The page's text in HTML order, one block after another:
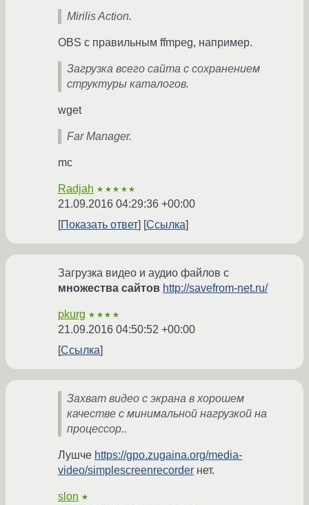
Mirilis Action.
OBS с правильным ffmpeg, например.
Загрузка всего сайта с сохранением
структуры каталогов.
wget
Far Manager.
mc
Radjah ★★★★★
21.09.2016 04:29:36 +00:00
Показать ответ
Ссылка
Загрузка видео и аудио файлов с
множества сайтов http://savefrom-net.ru/
pkurg ★★★★
21.09.2016 04:50:52 +00:00
Ссылка
Захват видео с экрана в хорошем
качестве с минимальной нагрузкой на
процессор..
Лушче https://gpo.zugaina.org/media-
video/simplescreenrecorder нет.
slon ★